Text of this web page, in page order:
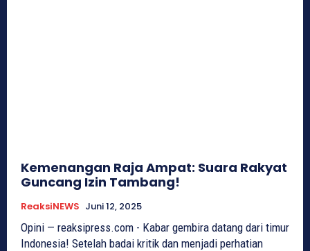
Kemenangan Raja Ampat: Suara Rakyat
Guncang Izin Tambang!
ReaksiNEWS Juni 12, 2025
Opini — reaksipress.com - Kabar gembira datang dari timur
Indonesia! Setelah badai kritik dan menjadi perhatian